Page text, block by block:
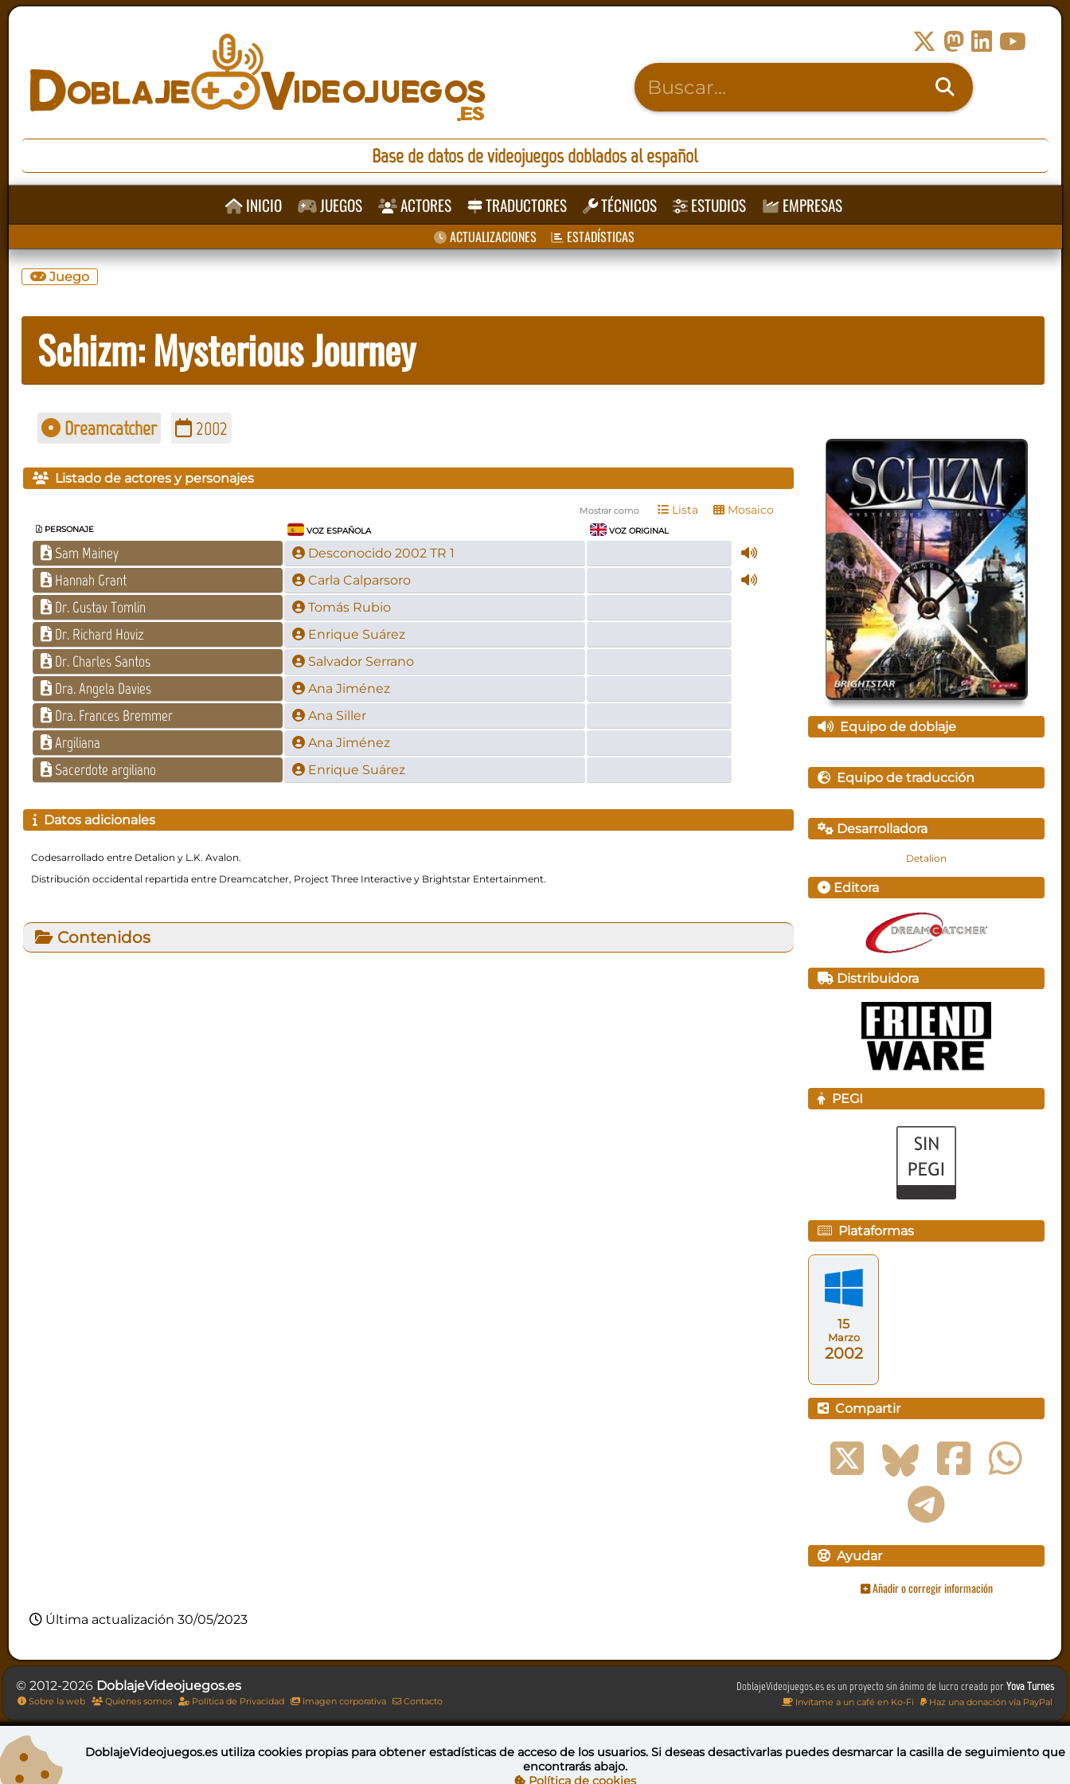
Base de datos de videojuegos doblados al español
INICIO JUEGOS ACTORES TRADUCTORES TÉCNICOS ESTUDIOS EMPRESAS
ACTUALIZACIONES ESTADÍSTICAS
Juego
Schizm: Mysterious Journey
Dreamcatcher 2002
Listado de actores y personajes
Mostrar como Lista Mosaico
PERSONAJE VOZ ESPAÑOLA VOZ ORIGINAL
Sam Mainey Desconocido 2002 TR 1
Hannah Grant Carla Calparsoro
Dr. Gustav Tomlin Tomás Rubio
Dr. Richard Hoviz Enrique Suárez
Dr. Charles Santos Salvador Serrano
Dra. Angela Davies Ana Jiménez
Dra. Frances Bremmer Ana Siller
Argiliana Ana Jiménez
Sacerdote argiliano Enrique Suárez
Datos adicionales
Codesarrollado entre Detalion y L.K. Avalon.
Distribución occidental repartida entre Dreamcatcher, Project Three Interactive y Brightstar Entertainment.
Contenidos
Equipo de doblaje
Equipo de traducción
Desarrolladora
Detalion
Editora
Distribuidora
PEGI
Plataformas
15
Marzo
2002
Compartir
Ayudar
Añadir o corregir información
Última actualización 30/05/2023
DoblajeVideojuegos.es es un proyecto sin ánimo de lucro creado porYova Turnes
Invítame a un café en Ko-Fi Haz una donación vía PayPal
© 2012-2026 DoblajeVideojuegos.es
Sobre la web Quienes somos Política de Privacidad Imagen corporativa Contacto
Esta obra está bajo una licencia de Creative Commons Reconocimiento-NoComercial-CompartirIgual 4.0 Internacional
DoblajeVideojuegos.es utilizacookies propiaspara obtener estadísticas de acceso de los usuarios. Si deseas desactivarlas puedesdesmarcar la casilla de seguimiento que
encontrarás abajo.
Política de cookies